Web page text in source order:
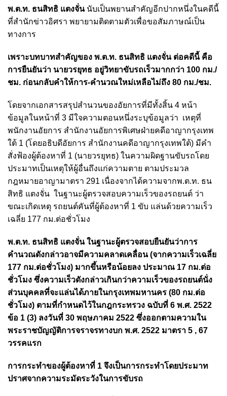
พ.ต.ท. ธนสิทธิ แตงจั่นนับเป็นพยานสำคัญอีกปากหนึ่งในคดีนี้
ที่สำนักข่าวอิศรา พยายามติดตามตัวเพื่อขอสัมภาษณ์เป็น
ทางการ
เพราะบทบาทสำคัญของ พ.ต.ท. ธนสิทธิ แตงจั่น ต่อคดีนี้ คือ
การยืนยันว่า นายวรยุทธ อยู่วิทยาขับรถเร็วมากกว่า 100 กม./
ชม. ก่อนกลับคำให้การ-คำนวณใหม่เหลือไม่ถึง 80 กม./ชม.
โดยจากเอกสารสรุปสำนวนของอัยการที่มีทั้งสิ้น 4 หน้า
ข้อมูลในหน้าที่ 3 มีใจความตอนหนึ่งระบุข้อมูลว่า เหตุที่
พนักงานอัยการ สำนักงานอัยการพิเศษฝ่ายคดีอาญากรุงเทพ
ใต้ 1 (โดยอธิบดีอัยการ สำนักงานคดีอาญากรุงเทพใต้) มีคำ
สั่งฟ้องผู้ต้องหาที่ 1 (นายวรยุทธ) ในความผิดฐานขับรถโดย
ประมาทเป็นเหตุให้ผู้อื่นถึงแก่ความตาย ตามประมวล
กฎหมายอาญามาตรา 291 เนื่องจากได้ความจากพ.ต.ท. ธน
สิทธิ แตงจั่น ในฐานะผู้ตรวจสอบความเร็วของรถยนต์ ว่า
ขณะเกิดเหตุ รถยนต์คันที่ผู้ต้องหาที่ 1 ขับ แล่นด้วยความเร็ว
เฉลี่ย 177 กม.ต่อชั่วโมง
พ.ต.ท. ธนสิทธิ แตงจั่น ในฐานะผู้ตรวจสอบยืนยันว่าการ
คำนวณดังกล่าวอาจมีความคลาดเคลื่อน (จากความเร็วเฉลี่ย
177 กม.ต่อชั่วโมง) มากขึ้นหรือน้อยลง ประมาณ 17 กม.ต่อ
ชั่วโมง ซึ่งความเร็วดังกล่าวเกินกว่าความเร็วของรถยนต์นั่ง
ส่วนบุคคลที่จะแล่นได้ภายในกรุงเทพมหานคร (80 กม.ต่อ
ชั่วโมง) ตามที่กำหนดไว้ในกฎกระทรวง ฉบับที่ 6 พ.ศ. 2522
ข้อ 1 (3) ลงวันที่ 30 พฤษภาคม 2522 ซึ่งออกตามความใน
พระราชบัญญัติการจราจรทางบก พ.ศ. 2522 มาตรา 5 , 67
วรรคแรก
การกระทำของผู้ต้องหาที่ 1 จึงเป็นการกระทำโดยประมาท
ปราศจากความระมัดระวังในการขับรถ